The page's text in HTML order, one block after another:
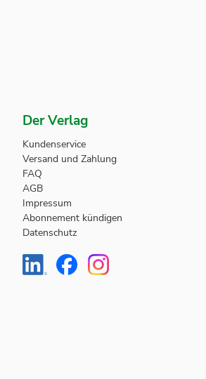
Der Verlag
Kundenservice
Versand und Zahlung
FAQ
AGB
Impressum
Abonnement kündigen
Datenschutz